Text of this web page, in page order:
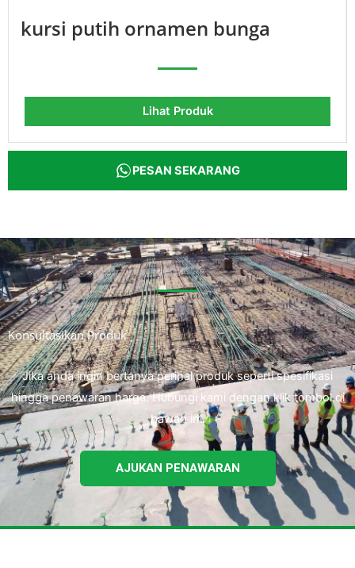
kursi putih ornamen bunga
Lihat Produk
PESAN SEKARANG
Konsultasikan Produk
Jika anda ingin bertanya perihal produk seperti spesifikasi
hingga penawaran harga. Hubungi kami dengan klik tombol di
bawah ini.
AJUKAN PENAWARAN